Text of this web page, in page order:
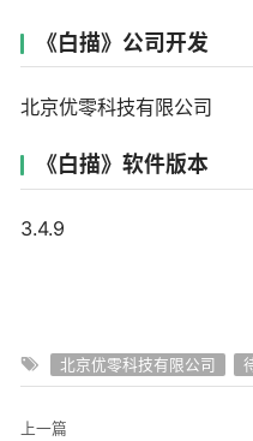
《白描》公司开发
北京优零科技有限公司
《白描》软件版本
3.4.9
北京优零科技有限公司
上一篇